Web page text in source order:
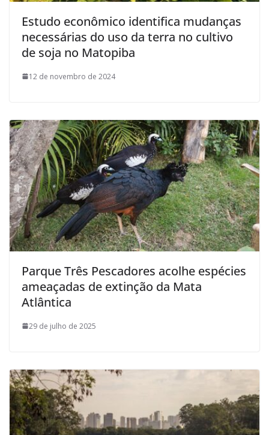
Estudo econômico identifica mudanças
necessárias do uso da terra no cultivo
de soja no Matopiba
12 de novembro de 2024
Parque Três Pescadores acolhe espécies
ameaçadas de extinção da Mata
Atlântica
29 de julho de 2025